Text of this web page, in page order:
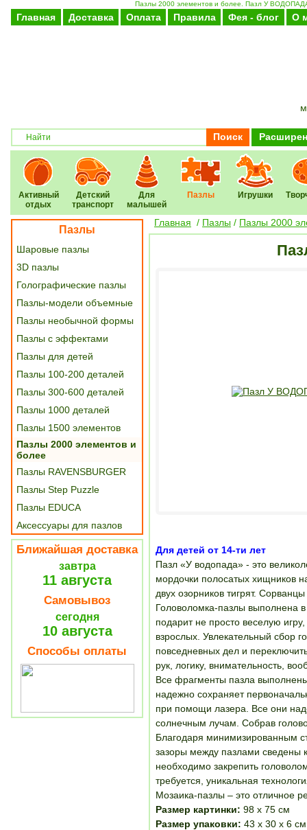
Пазлы 2000 элементов и более. Пазл У ВОДОПАДА
Главная Доставка Оплата Правила Фея - блог О
Поиск
Активный
отдых
Детский
транспорт
Для
малышей
Пазлы Игрушки
Пазлы
Шаровые пазлы
3D пазлы
Голографические пазлы
Пазлы-модели объемные
Пазлы необычной формы
Пазлы с эффектами
Пазлы для детей
Пазлы 100-200 деталей
Пазлы 300-600 деталей
Пазлы 1000 деталей
Пазлы 1500 элементов
Пазлы 2000 элементов и
более
Пазлы RAVENSBURGER
Пазлы Step Puzzle
Пазлы EDUCA
Аксессуары для пазлов
Ближайшая доставка
завтра
11 августа
Самовывоз
сегодня
10 августа
Способы оплаты
Главная / Пазлы / Пазлы 2000
Для детей от 14-ти лет
Пазл «У водопада» - это
мордочки полосатых хищников
двух озорников тигрят.
Головоломка-пазлы выполнена
подарит не просто веселую
взрослых. Увлекательный сбор
повседневных дел и
рук, логику, внимательность,
Все фрагменты пазла
надежно сохраняет
при помощи лазера. Все они
солнечным лучам. Собрав
Благодаря минимизированным
зазоры между пазлами сведены
необходимо закрепить
требуется, уникальная
Мозаика-пазлы – это отличное
Размер картинки: 98 х 75 см
Размер упаковки: 43 х 30 х 6 см